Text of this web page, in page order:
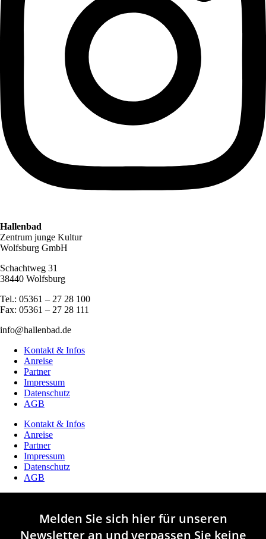
Hallenbad
Zentrum junge Kultur
Wolfsburg GmbH
Schachtweg 31
38440 Wolfsburg
Tel.: 05361 – 27 28 100
Fax: 05361 – 27 28 111
info@hallenbad.de
Kontakt & Infos
Anreise
Partner
Impressum
Datenschutz
AGB
Kontakt & Infos
Anreise
Partner
Impressum
Datenschutz
AGB